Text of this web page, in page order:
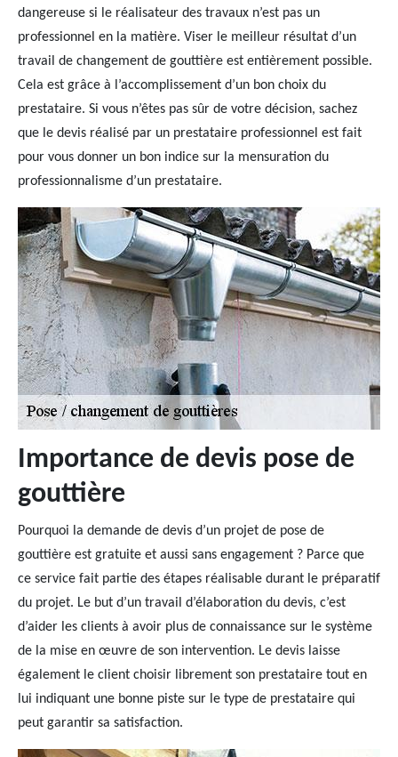
dangereuse si le réalisateur des travaux n’est pas un
professionnel en la matière. Viser le meilleur résultat d’un
travail de changement de gouttière est entièrement possible.
Cela est grâce à l’accomplissement d’un bon choix du
prestataire. Si vous n’êtes pas sûr de votre décision, sachez
que le devis réalisé par un prestataire professionnel est fait
pour vous donner un bon indice sur la mensuration du
professionnalisme d’un prestataire.
Importance de devis pose de
gouttière
Pourquoi la demande de devis d’un projet de pose de
gouttière est gratuite et aussi sans engagement ? Parce que
ce service fait partie des étapes réalisable durant le préparatif
du projet. Le but d’un travail d’élaboration du devis, c’est
d’aider les clients à avoir plus de connaissance sur le système
de la mise en œuvre de son intervention. Le devis laisse
également le client choisir librement son prestataire tout en
lui indiquant une bonne piste sur le type de prestataire qui
peut garantir sa satisfaction.